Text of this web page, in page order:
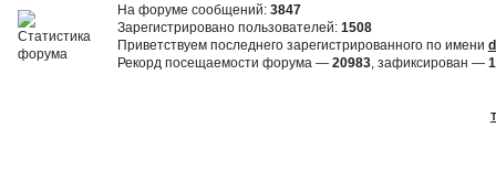
На форуме сообщений: 3847
Зарегистрировано пользователей: 1508
Приветствуем последнего зарегистрированного по имени
Рекорд посещаемости форума — 20983, зафиксирован —